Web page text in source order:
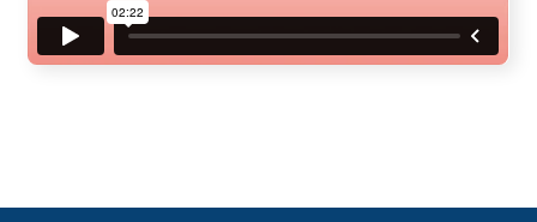
personaliseren, om functies voor social media te bieden
en om ons websiteverkeer te analyseren. Ook delen we
informatie die zij hebben verzameld op basis van jouw